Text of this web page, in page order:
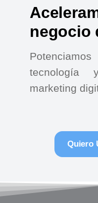
negocio
tecnología
marketing
Quiero